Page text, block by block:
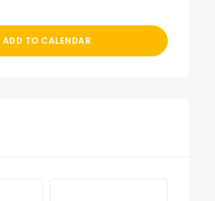
ADD TO CALENDAR